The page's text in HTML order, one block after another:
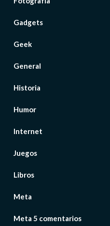
Gadgets
Geek
General
Historia
Humor
Internet
Juegos
Libros
Meta
Meta 5 comentarios